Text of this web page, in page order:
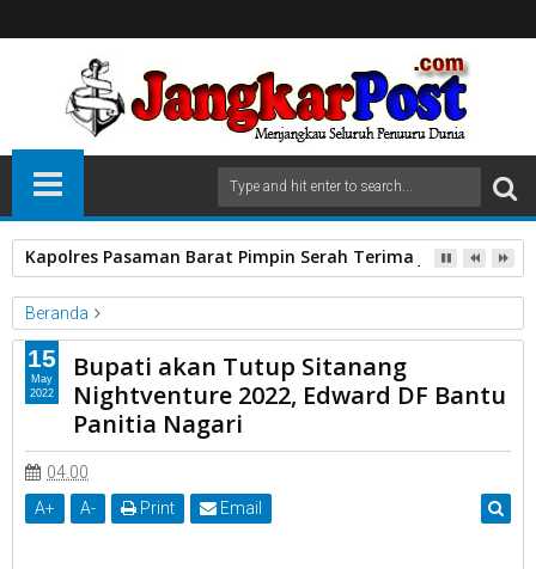
Kapolres Pasaman Barat Pimpin Serah Terima Jabatan PJU
Beranda
Anggota DPRD
Bantu Panitia Edwar DF
Nightventure 2022
Sitanang
Bupati akan Tutup Sitanang Nightventure 2022, Edward DF Bantu
Panitia Nagari
Bupati akan Tutup Sitanang
Nightventure 2022, Edward DF Bantu
Panitia Nagari
04.00
A+ A- Print Email
15
May
2022